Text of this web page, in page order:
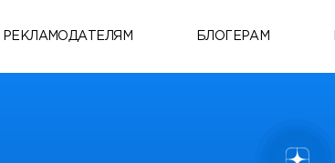
РЕКЛАМОДАТЕЛЯМ БЛОГЕРАМ